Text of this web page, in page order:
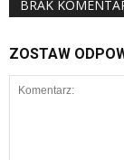
BRAK
ZOSTAW